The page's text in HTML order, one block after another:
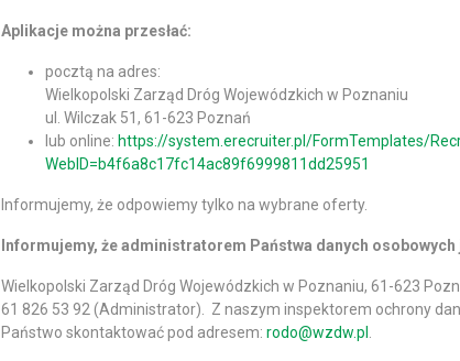
Aplikacje można przesłać:
pocztą na adres:
Wielkopolski Zarząd Dróg Wojewódzkich w Poznaniu
ul. Wilczak 51, 61-623 Poznań
lub online: https://system.erecruiter.pl/FormTemplates/
WebID=b4f6a8c17fc14ac89f6999811dd25951
Informujemy, że odpowiemy tylko na wybrane oferty.
Informujemy, że administratorem Państwa danych osobowych
Wielkopolski Zarząd Dróg Wojewódzkich w Poznaniu, 61-623
61 826 53 92 (Administrator). Z naszym inspektorem ochrony
Państwo skontaktować pod adresem: rodo@wzdw.pl